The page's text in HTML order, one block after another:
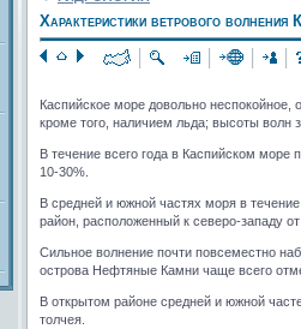
Характеристики ветрового волнения
Каспийское море довольно неспокойное,
кроме того, наличием льда; высоты волн
В течение всего года в Каспийском
10-30%.
В средней и южной частях моря в
район, расположенный к северо-западу
Сильное волнение почти повсеместно
острова Нефтяные Камни чаще всего
В открытом районе средней и южной
толчея.